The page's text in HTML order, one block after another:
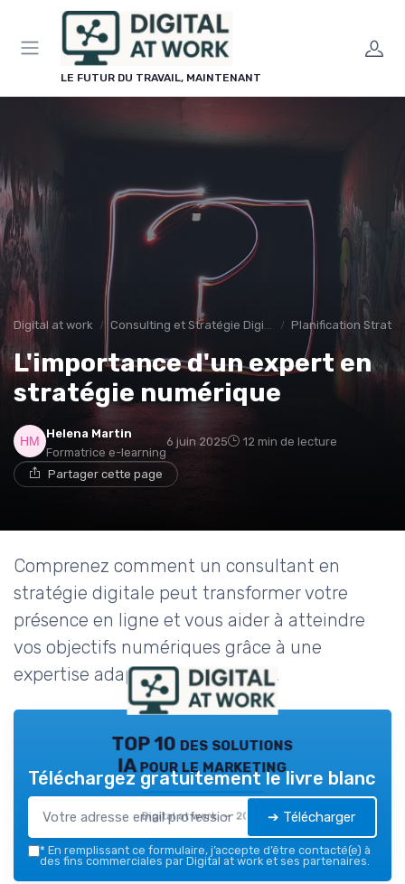
LE FUTUR DU TRAVAIL, MAINTENANT
Digital at work Consulting et Stratégie Digitale Planification
L'importance d'un expert en
stratégie numérique
Helena Martin
Formatrice e-learning
6 juin 2025 12 min de lecture
Partager cette page
Comprenez comment un consultant en
stratégie digitale peut transformer votre
présence en ligne et vous aider à atteindre
vos objectifs numériques grâce à une
expertise adaptée à vos besoins.
TOP 10 des solutions
IA pour le marketing
Digital at work — 2026
Téléchargez gratuitement le livre blanc
➔ Télécharger
* En remplissant ce formulaire, j’accepte d’être contacté(e) à
des fins commerciales par Digital at work et ses partenaires.
Panneau de gestion des cookies